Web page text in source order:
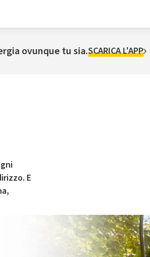
ovunque tu sia.SCARICA L'APP
E